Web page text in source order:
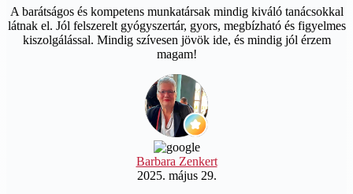
A barátságos és kompetens munkatársak mindig kiváló tanácsokkal
látnak el. Jól felszerelt gyógyszertár, gyors, megbízható és figyelmes
kiszolgálással. Mindig szívesen jövök ide, és mindig jól érzem
magam!
Barbara Zenkert
2025. május 29.